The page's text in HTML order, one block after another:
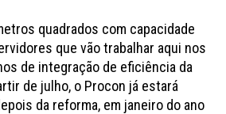
quadrados com capacidade
que vão trabalhar aqui nos
de integração de eficiência da
de julho, o Procon já estará
da reforma, em janeiro do ano